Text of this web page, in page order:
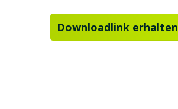
Downloadlink erhalten